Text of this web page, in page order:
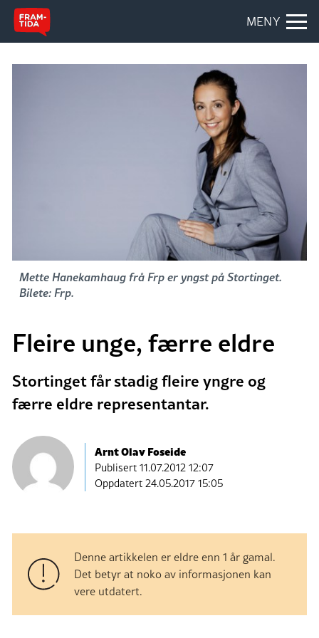
MENY
Mette Hanekamhaug frå Frp er yngst på Stortinget.
Bilete: Frp.
Fleire unge, færre eldre
Stortinget får stadig fleire yngre og
færre eldre representantar.
Arnt Olav Foseide
Publisert11.07.2012 12:07
Oppdatert 24.05.2017 15:05
Denne artikkelen er eldre enn 1 år gamal.
Det betyr at noko av informasjonen kan
vere utdatert.